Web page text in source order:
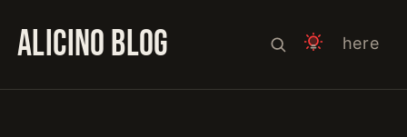
ALICINO BLOG here